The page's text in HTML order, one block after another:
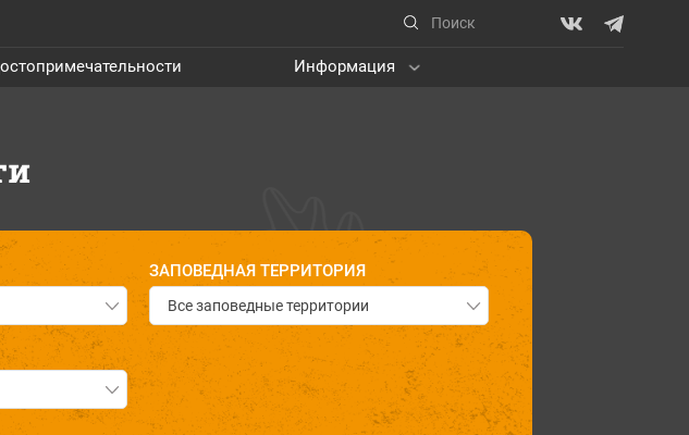
Информация
ЗАПОВЕДНАЯ ТЕРРИТОРИЯ
Все заповедные территории